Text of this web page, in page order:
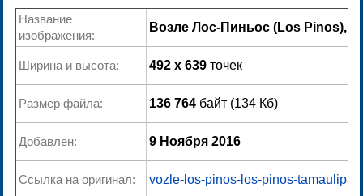
Название
изображения:
Возле Лос-Пиньос (Los Pinos),
Ширина и высота: 492 x 639 точек
Размер файла: 136 764 байт (134 Кб)
Добавлен: 9 Ноября 2016
Ссылка на оригинал: vozle-los-pinos-los-pinos-